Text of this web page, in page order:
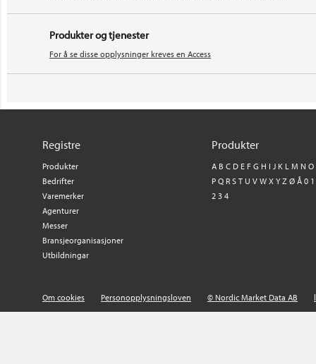
Produkter og tjenester
For å se disse opplysninger kreves en Access
Registre
Produkter
Bedrifter
Varemerker
Agenturer
Messer
Bransjeorganisasjoner
Utbildningar
Produkter
A B C D E F G H I J K L M N O
P Q R S T U V W X Y Z Ø Å 0 1
2 3 4
Om cookies Personopplysningsloven © Nordic Market Data AB